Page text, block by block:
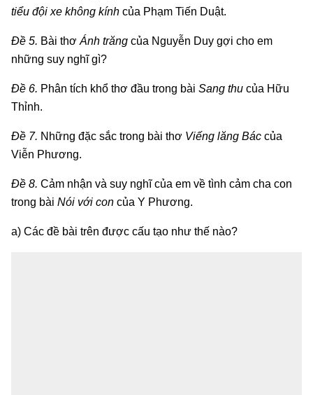
tiểu đội xe không kính của Phạm Tiến Duật.
Đề 5. Bài thơ Ánh trăng của Nguyễn Duy gợi cho em
những suy nghĩ gì?
Đề 6. Phân tích khổ thơ đầu trong bài Sang thu của Hữu
Thỉnh.
Đề 7. Những đặc sắc trong bài thơ Viếng lăng Bác của
Viễn Phương.
Đề 8. Cảm nhận và suy nghĩ của em về tình cảm cha con
trong bài Nói với con của Y Phương.
a) Các đề bài trên được cấu tạo như thế nào?